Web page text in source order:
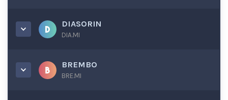
DIASORIN
DIA.MI
BREMBO
BRE.MI